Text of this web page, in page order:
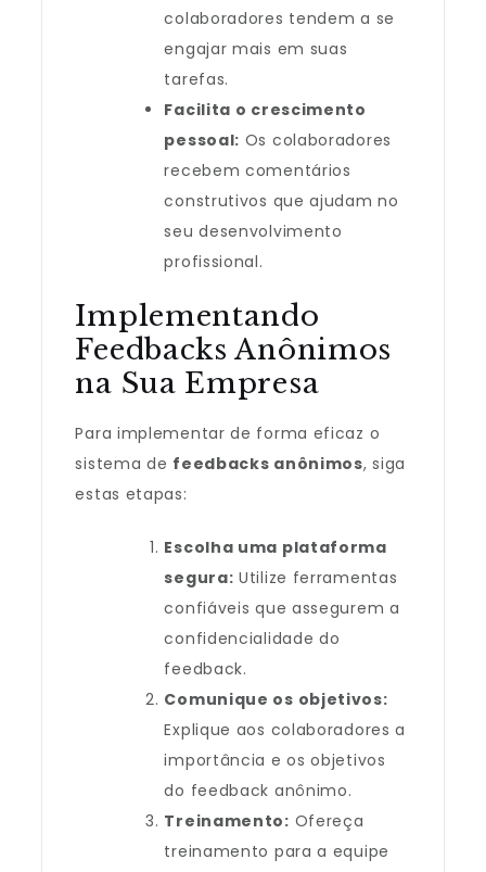
colaboradores tendem a se
engajar mais em suas
tarefas.
Facilita o crescimento
pessoal: Os colaboradores
recebem comentários
construtivos que ajudam no
seu desenvolvimento
profissional.
Implementando
Feedbacks Anônimos
na Sua Empresa
Para implementar de forma eficaz o
sistema de feedbacks anônimos, siga
estas etapas:
Escolha uma plataforma
segura: Utilize ferramentas
confiáveis que assegurem a
confidencialidade do
feedback.
Comunique os objetivos:
Explique aos colaboradores a
importância e os objetivos
do feedback anônimo.
Treinamento: Ofereça
treinamento para a equipe